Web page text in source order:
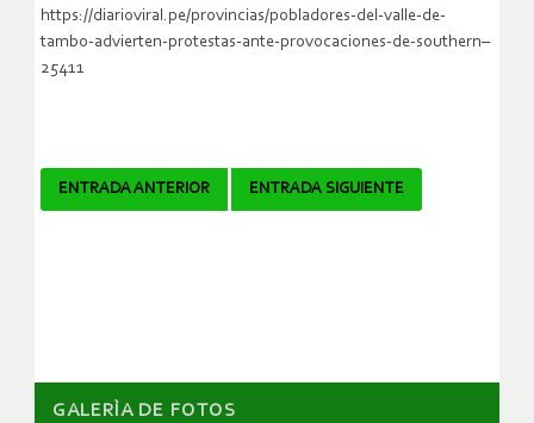
https://diarioviral.pe/provincias/pobladores-del-valle-de-
tambo-advierten-protestas-ante-provocaciones-de-southern–
25411
Navegador
ENTRADA ANTERIOR ENTRADA SIGUIENTE
GALERÌA DE FOTOS